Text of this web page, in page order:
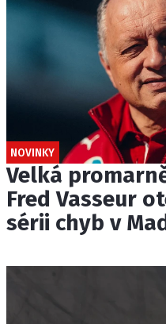
NOVINKY
Velká
Fred Vasseur
sérii chyb v